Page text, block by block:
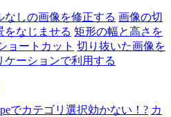
なしの画像を修正する 画像の切
をなじませる 矩形の幅と高さを
ョートカット 切り抜いた画像を
ケーションで利用する
でカテゴリ選択効かない！? カ